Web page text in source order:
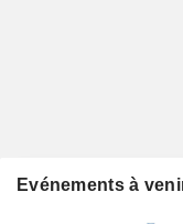
Evénements à